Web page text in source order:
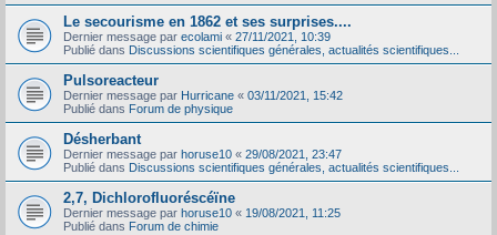
Le secourisme en 1862 et ses surprises....
Dernier message par ecolami « 27/11/2021, 10:39
Publié dans Discussions scientifiques générales, actualités scientifiques...
Pulsoreacteur
Dernier message par Hurricane « 03/11/2021, 15:42
Publié dans Forum de physique
Désherbant
Dernier message par horuse10 « 29/08/2021, 23:47
Publié dans Discussions scientifiques générales, actualités scientifiques...
2,7, Dichlorofluoréscéïne
Dernier message par horuse10 « 19/08/2021, 11:25
Publié dans Forum de chimie